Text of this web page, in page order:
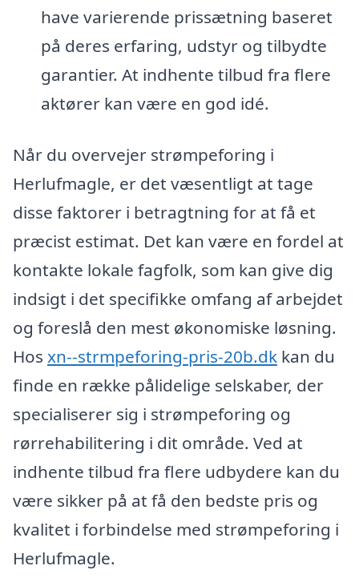
have varierende prissætning baseret
på deres erfaring, udstyr og tilbydte
garantier. At indhente tilbud fra flere
aktører kan være en god idé.
Når du overvejer strømpeforing i
Herlufmagle, er det væsentligt at tage
disse faktorer i betragtning for at få et
præcist estimat. Det kan være en fordel at
kontakte lokale fagfolk, som kan give dig
indsigt i det specifikke omfang af arbejdet
og foreslå den mest økonomiske løsning.
Hos xn--strmpeforing-pris-20b.dk kan du
finde en række pålidelige selskaber, der
specialiserer sig i strømpeforing og
rørrehabilitering i dit område. Ved at
indhente tilbud fra flere udbydere kan du
være sikker på at få den bedste pris og
kvalitet i forbindelse med strømpeforing i
Herlufmagle.